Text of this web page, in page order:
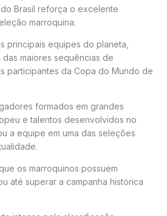
Brasil reforça o excelente
marroquina.
principais equipes do planeta,
das maiores sequências de
participantes da Copa do Mundo de
formados em grandes
e talentos desenvolvidos no
a equipe em uma das seleções
os marroquinos possuem
até superar a campanha histórica